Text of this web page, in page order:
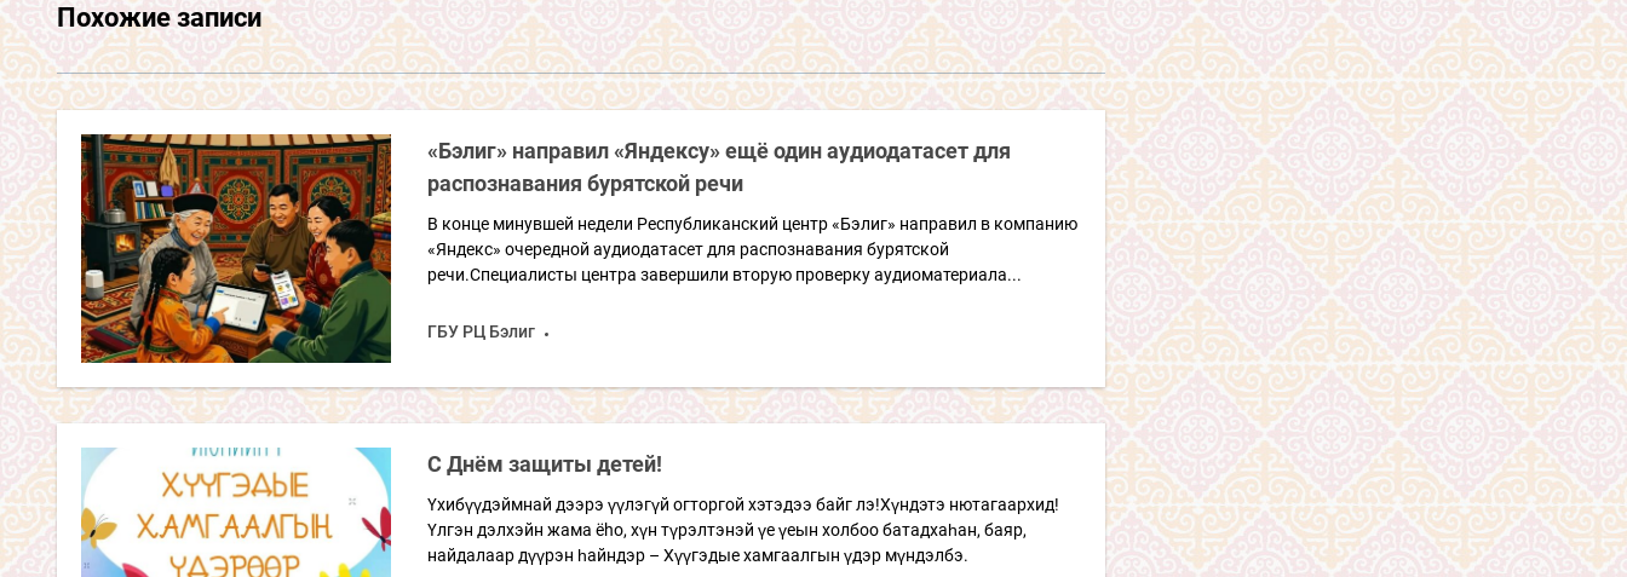
Похожие записи
«Бэлиг» направил «Яндексу» ещё один аудиодатасет для
распознавания бурятской речи
В конце минувшей недели Республиканский центр «Бэлиг» направил в компанию
«Яндекс» очередной аудиодатасет для распознавания бурятской
речи.Специалисты центра завершили вторую проверку аудиоматериала...
ГБУ РЦ Бэлиг
С Днём защиты детей!
Үхибүүдэймнай дээрэ үүлэгүй огторгой хэтэдээ байг лэ!Хүндэтэ нютагаархид!
Үлгэн дэлхэйн жама ёhо, хүн түрэлтэнэй үе үеын холбоо батадхаһан, баяр,
найдалаар дүүрэн һайндэр – Хүүгэдые хамгаалгын үдэр мүндэлбэ.